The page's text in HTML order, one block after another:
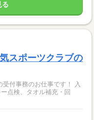
る
スポーツクラブの
受付事務のお仕事です！ 入
点検、タオル補充・回